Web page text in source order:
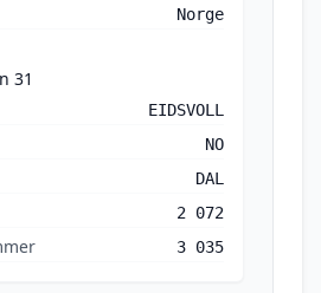
Norge
31
EIDSVOLL
NO
DAL
2 072
3 035